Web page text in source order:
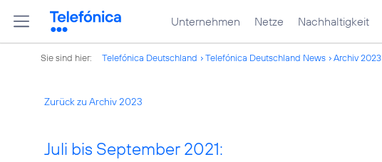
Unternehmen Netze Nachhaltigkeit
Sie sind hier: Telefónica Deutschland Telefónica Deutschland News Archiv 2023
Zurück zu Archiv 2023
Juli bis September 2021: